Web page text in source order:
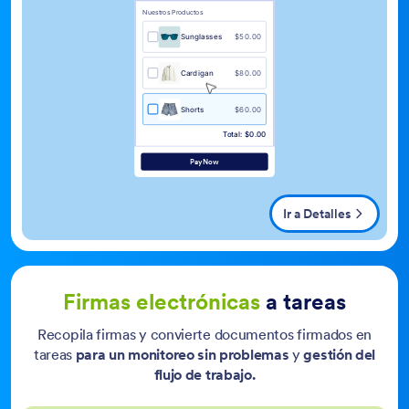
Nuestros Productos
Sunglasses $50.00
Cardigan $80.00
Shorts $60.00
Total: $0.00
PayNow
Ir a Detalles
Firmas electrónicas a tareas
Recopila firmas y convierte documentos firmados en
tareas para un monitoreo sin problemas ygestión del
flujo de trabajo.